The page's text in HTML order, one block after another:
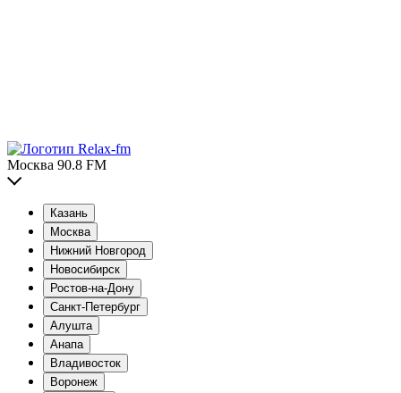
Москва 90.8 FM
Казань
Москва
Нижний Новгород
Новосибирск
Ростов-на-Дону
Санкт-Петербург
Алушта
Анапа
Владивосток
Воронеж